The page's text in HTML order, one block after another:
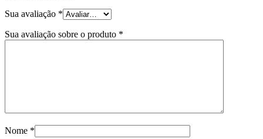
Sua avaliação *
Sua avaliação sobre o produto *
Nome *